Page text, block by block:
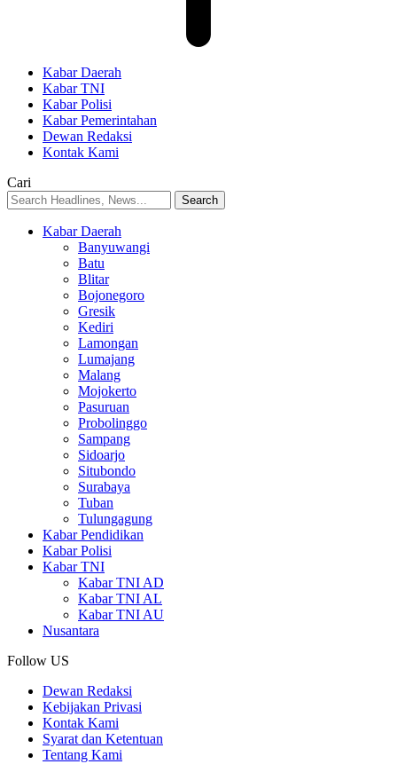
Kabar Daerah
Kabar TNI
Kabar Polisi
Kabar Pemerintahan
Dewan Redaksi
Kontak Kami
Cari
Kabar Daerah
Banyuwangi
Batu
Blitar
Bojonegoro
Gresik
Kediri
Lamongan
Lumajang
Malang
Mojokerto
Pasuruan
Probolinggo
Sampang
Sidoarjo
Situbondo
Surabaya
Tuban
Tulungagung
Kabar Pendidikan
Kabar Polisi
Kabar TNI
Kabar TNI AD
Kabar TNI AL
Kabar TNI AU
Nusantara
Follow US
Dewan Redaksi
Kebijakan Privasi
Kontak Kami
Syarat dan Ketentuan
Tentang Kami